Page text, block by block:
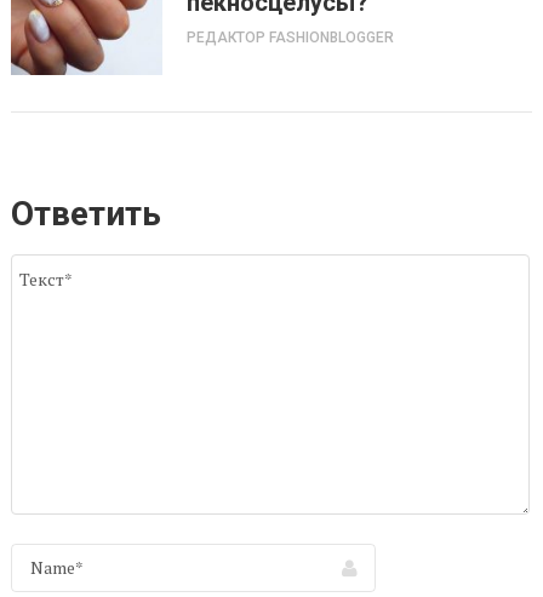
РЕДАКТОР FASHIONBLOGGER
Ответить